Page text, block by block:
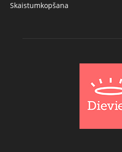
Skaistumkopšana